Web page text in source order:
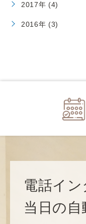
2017年 (4)
2016年 (3)
電話イ
当日の自